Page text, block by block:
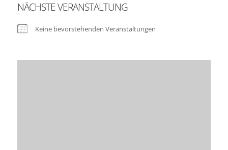
NÄCHSTE VERANSTALTUNG
Keine bevorstehenden Veranstaltungen